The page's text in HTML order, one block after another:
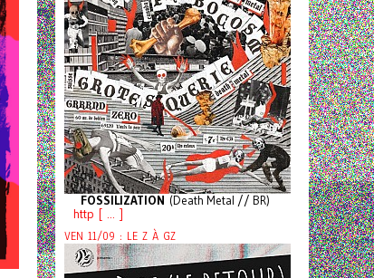
FOSSILIZATION (Death Metal // BR)
http [ ... ]
VEN 11/09 : LE Z À GZ